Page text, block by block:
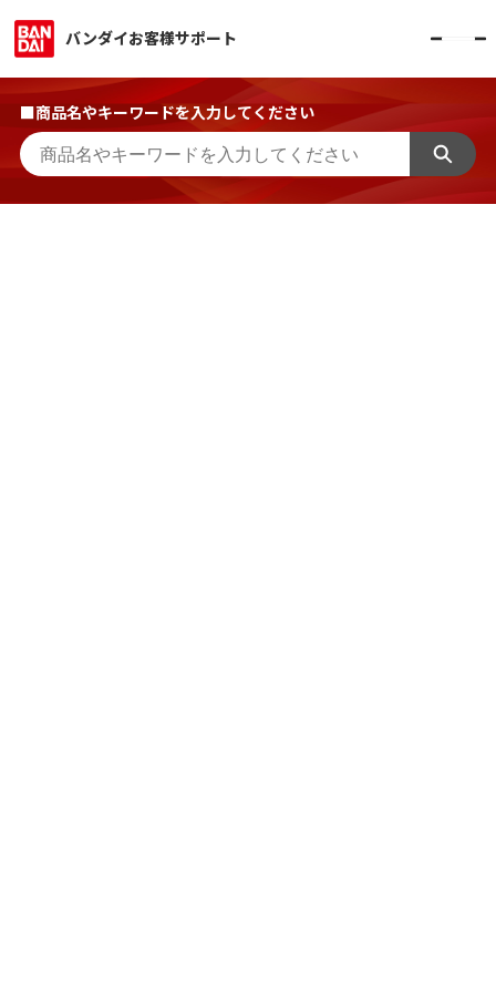
バンダイお客様サポート
■商品名やキーワードを入力してください